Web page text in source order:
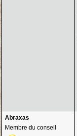
Abraxas
Membre du conseil